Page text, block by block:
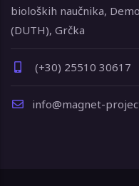
bioloških naučnika,
(DUTH), Grčka
(+30) 25510 30617
info@magnet-